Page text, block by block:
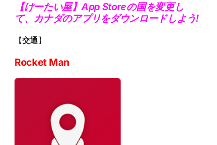
【けーたい屋】App Storeの国を変更し
て、カナダのアプリをダウンロードしよう!
【交通 】
Rocket Man